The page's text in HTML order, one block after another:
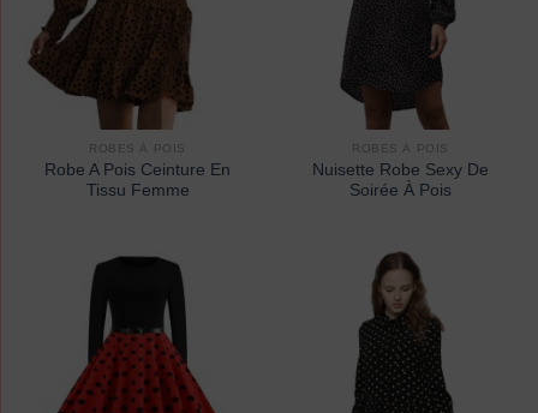
ROBES À POIS
Robe A Pois Ceinture En
Tissu Femme
ROBES À POIS
Nuisette Robe Sexy De
Soirée À Pois